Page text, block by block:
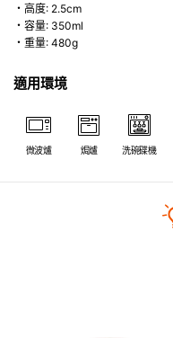
・高度: 2.5cm
・容量: 350ml
・重量: 480g
適用環境
微波爐 焗爐 洗碗碟機